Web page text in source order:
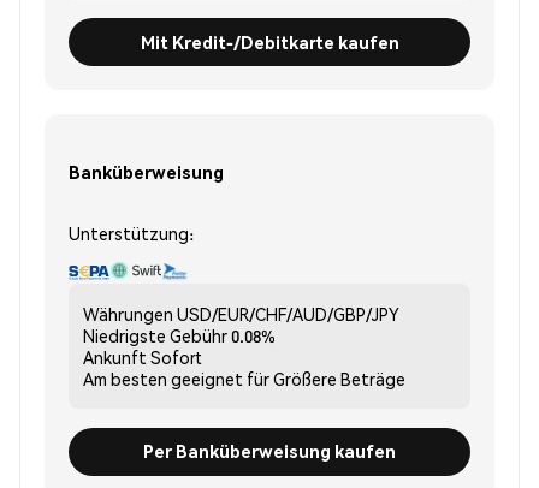
Mit Kredit-/Debitkarte kaufen
Banküberweisung
Unterstützung:
Währungen USD/EUR/CHF/AUD/GBP/JPY
Niedrigste Gebühr0.08%
Ankunft Sofort
Am besten geeignet fürGrößere Beträge
Per Banküberweisung kaufen